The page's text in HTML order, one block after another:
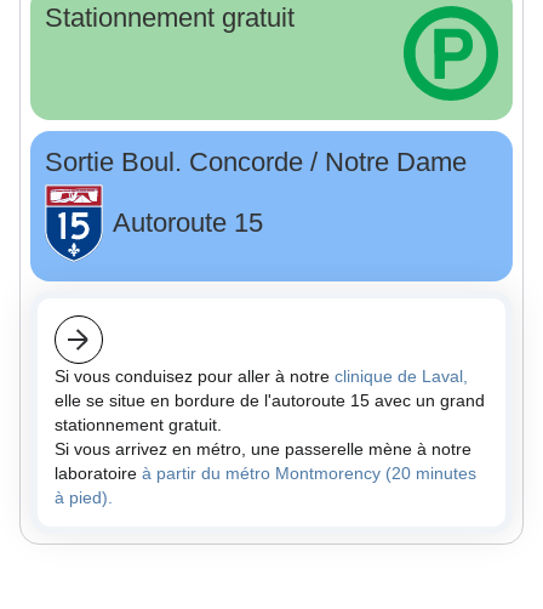
Stationnement gratuit
Sortie Boul. Concorde / Notre Dame
Autoroute 15
Si vous conduisez pour aller à notre clinique de Laval,
elle se situe en bordure de l'autoroute 15 avec un grand
stationnement gratuit.
Si vous arrivez en métro, une passerelle mène à notre
laboratoire à partir du métro Montmorency (20 minutes
à pied).